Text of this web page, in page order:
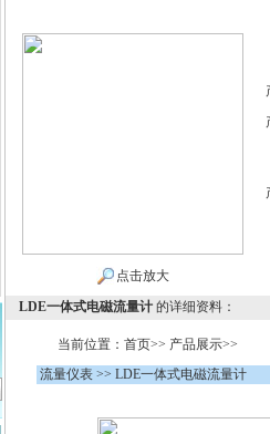
点击放大
LDE一体式电磁流量计 的详细资料：
当前位置：首页>> 产品展示>>
流量仪表 >> LDE一体式电磁流量计